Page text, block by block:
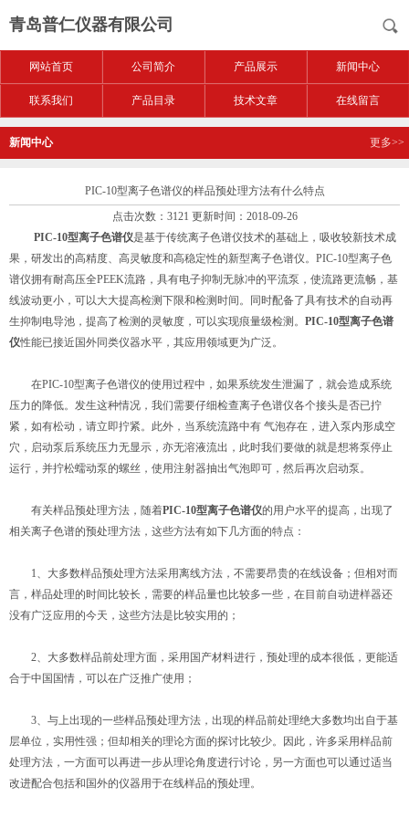
青岛普仁仪器有限公司
网站首页 公司简介 产品展示 新闻中心
联系我们 产品目录 技术文章 在线留言
新闻中心 更多>>
PIC-10型离子色谱仪的样品预处理方法有什么特点
点击次数：3121 更新时间：2018-09-26
PIC-10型离子色谱仪是基于传统离子色谱仪技术的基础上，吸收较新技术成
果，研发出的高精度、高灵敏度和高稳定性的新型离子色谱仪。PIC-10型离子色
谱仪拥有耐高压全PEEK流路，具有电子抑制无脉冲的平流泵，使流路更流畅，基
线波动更小，可以大大提高检测下限和检测时间。同时配备了具有技术的自动再
生抑制电导池，提高了检测的灵敏度，可以实现痕量级检测。 PIC-10型离子色谱
仪性能已接近国外同类仪器水平，其应用领域更为广泛。
在PIC-10型离子色谱仪的使用过程中，如果系统发生泄漏了，就会造成系统
压力的降低。发生这种情况，我们需要仔细检查离子色谱仪各个接头是否已拧
紧，如有松动，请立即拧紧。此外，当系统流路中有 气泡存在，进入泵内形成空
穴，启动泵后系统压力无显示，亦无溶液流出，此时我们要做的就是想将泵停止
运行，并拧松蠕动泵的螺丝，使用注射器抽出气泡即可，然后再次启动泵。
有关样品预处理方法，随着PIC-10型离子色谱仪的用户水平的提高，出现了
相关离子色谱的预处理方法，这些方法有如下几方面的特点：
1、大多数样品预处理方法采用离线方法，不需要昂贵的在线设备；但相对而
言，样品处理的时间比较长，需要的样品量也比较多一些，在目前自动进样器还
没有广泛应用的今天，这些方法是比较实用的；
2、大多数样品前处理方面，采用国产材料进行，预处理的成本很低，更能适
合于中国国情，可以在广泛推广使用；
3、与上出现的一些样品预处理方法，出现的样品前处理绝大多数均出自于基
层单位，实用性强；但却相关的理论方面的探讨比较少。因此，许多采用样品前
处理方法，一方面可以再进一步从理论角度进行讨论，另一方面也可以通过适当
改进配合包括和国外的仪器用于在线样品的预处理。